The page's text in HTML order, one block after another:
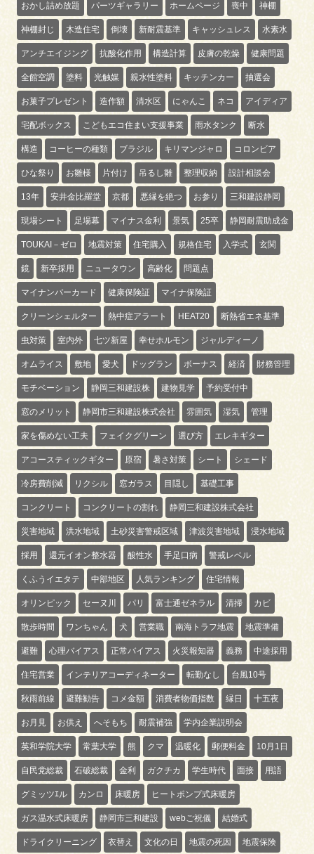
おかし詰め放題 パーツギャラリー ホームページ 喪中 神棚
神棚封じ 木造住宅 倒壊 新耐震基準 キャッシュレス 水素水
アンチエイジング 抗酸化作用 構造計算 皮膚の乾燥 健康問題
全館空調 塗料 光触媒 親水性塗料 キッチンカー 抽選会
お菓子プレゼント 造作額 清水区 にゃんこ ネコ アイディア
宅配ボックス こどもエコ住まい支援事業 雨水タンク 断水
構造 コーヒーの種類 ブラジル キリマンジャロ コロンビア
ひな祭り お雛様 片付け 吊るし雛 整理収納 設計相談会
13年 安井金比羅堂 京都 悪縁を絶つ お参り 三和建設静岡
現場シート 足場幕 マイナス金利 景気 25卒 静岡耐震助成金
TOUKAI－ゼロ 地震対策 住宅購入 規格住宅 入学式 玄関
鏡 新卒採用 ニュータウン 高齢化 問題点
マイナンバーカード 健康保険証 マイナ保険証
クリーンシェルター 熱中症アラート HEAT20 断熱省エネ基準
虫対策 室内外 七ツ新屋 幸せホルモン ジャルディーノ
オムライス 敷地 愛犬 ドッグラン ボーナス 経済 財務管理
モチベーション 静岡三和建設株 建物見学 予約受付中
窓のメリット 静岡市三和建設株式会社 雰囲気 湿気 管理
家を傷めない工夫 フェイクグリーン 選び方 エレキギター
アコースティックギター 原宿 暑さ対策 シート シェード
冷房費削減 リクシル 窓ガラス 目隠し 基礎工事
コンクリート コンクリートの割れ 静岡三和建設株式会社
災害地域 洪水地域 土砂災害警戒区域 津波災害地域 浸水地域
採用 還元イオン整水器 酸性水 手足口病 警戒レベル
くふうイエタテ 中部地区 人気ランキング 住宅情報
オリンピック セーヌ川 パリ 富士通ゼネラル 清掃 カビ
散歩時間 ワンちゃん 犬 営業職 南海トラフ地震 地震準備
避難 心理バイアス 正常バイアス 火災報知器 義務 中途採用
住宅営業 インテリアコーディネーター 転勤なし 台風10号
秋雨前線 避難勧告 コメ金額 消費者物価指数 縁日 十五夜
お月見 お供え へそもち 耐震補強 学内企業説明会
英和学院大学 常葉大学 熊 クマ 温暖化 郵便料金 10月1日
自民党総裁 石破総裁 金利 ガクチカ 学生時代 面接 用語
グミッツｴル カンロ 床暖房 ヒートポンプ式床暖房
ガス温水式床暖房 静岡市三和建設 webご祝儀 結婚式
ドライクリーニング 衣替え 文化の日 地震の死因 地震保険